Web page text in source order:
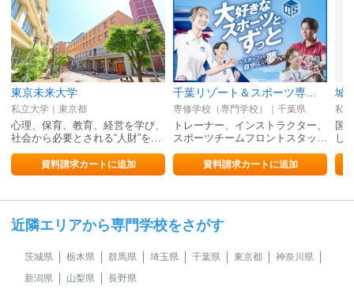
東京未来大学
私立大学｜東京都
心理、保育、教育、経営を学び、
社会から必要とされる“人財”を…
資料請求カートに追加
専修学校（専門学校）｜千葉県
トレーナー、インストラクター、
スポーツチームフロントスタッ…
資料請求カートに追加
城
私
国
し
近隣エリアから専門学校をさがす
茨城県 栃木県 群馬県 埼玉県 千葉県 東京都
神奈川県
新潟県
山梨県 長野県